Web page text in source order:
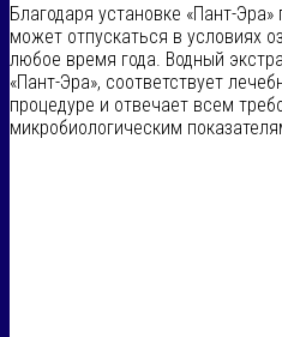
Благодаря установке «Пант-
может отпускаться в условиях
любое время года. Водный
«Пант-Эра», соответствует
процедуре и отвечает всем
микробиологическим